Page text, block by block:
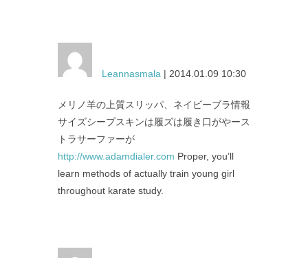
Leannasmala | 2014.01.09 10:30
メリノ羊の上質スリッパ、ネイビーブラ情報
サイズシープスキンは履ズは履き口がやース
トラサーファーが
http://www.adamdialer.com Proper, you’ll
learn methods of actually train young girl
throughout karate study.